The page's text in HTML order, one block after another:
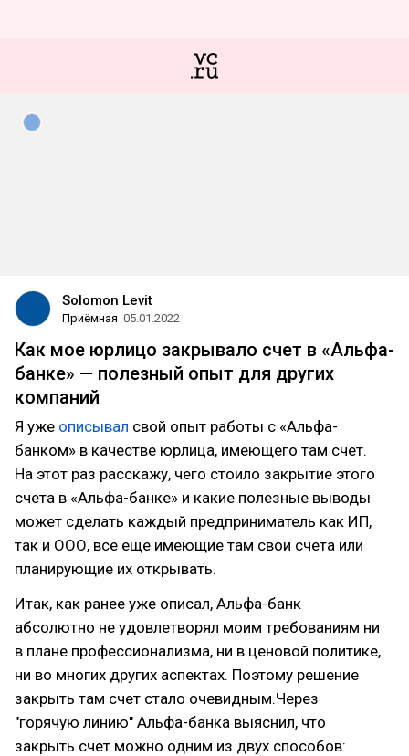
Solomon Levit
Приёмная 05.01.2022
Как мое юрлицо закрывало счет в «Альфа-
банке» — полезный опыт для других
компаний
Я уже описывал свой опыт работы с «Альфа-
банком» в качестве юрлица, имеющего там счет.
На этот раз расскажу, чего стоило закрытие этого
счета в «Альфа-банке» и какие полезные выводы
может сделать каждый предприниматель как ИП,
так и ООО, все еще имеющие там свои счета или
планирующие их открывать.
Итак, как ранее уже описал, Альфа-банк
абсолютно не удовлетворял моим требованиям ни
в плане профессионализма, ни в ценовой политике,
ни во многих других аспектах. Поэтому решение
закрыть там счет стало очевидным.Через
"горячую линию" Альфа-банка выяснил, что
закрыть счет можно одним из двух способов: